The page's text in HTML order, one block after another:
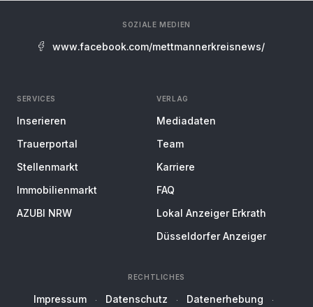
SOZIALE MEDIEN
www.facebook.com/mettmannerkreisnews/
SERVICES
Inserieren
Trauerportal
Stellenmarkt
Immobilienmarkt
AZUBI NRW
VERLAG
Mediadaten
Team
Karriere
FAQ
Lokal Anzeiger Erkrath
Düsseldorfer Anzeiger
RECHTLICHES
Impressum Datenschutz Datenerhebung